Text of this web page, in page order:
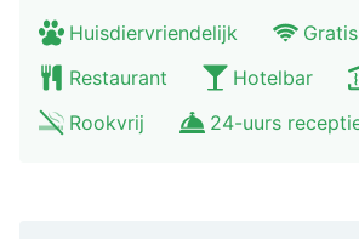
Huisdiervriendelijk
Restaurant
Hotelbar
Rookvrij
24-uurs